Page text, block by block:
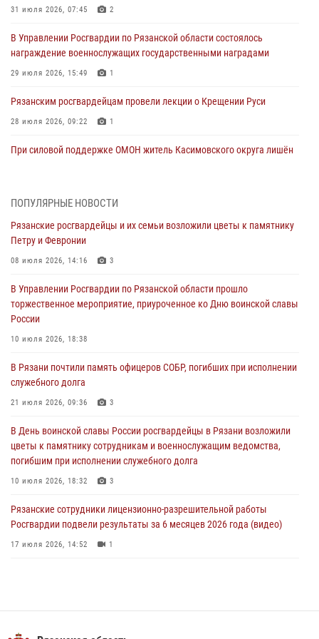
31 июля 2026, 07:45 2
В Управлении Росгвардии по Рязанской области состоялось
награждение военнослужащих государственными наградами
29 июля 2026, 15:49 1
Рязанским росгвардейцам провели лекции о Крещении Руси
28 июля 2026, 09:22 1
При силовой поддержке ОМОН житель Касимовского округа лишён
27 июля 2026, 15:26
Офицер вневедомственной охраны в эфире «Радио России - Рязань»
рассказал о службе во вневедомственной охране
23 июля 2026, 09:02
В Рязани почтили память офицеров СОБР, погибших при исполнении
служебного долга
Росгвардии подвели результаты за 6 месяцев 2026 года (видео)
17 июля 2026, 14:52
подразделений за первое полугодие 2026 года
16 июля 2026, 11:36 2
ПОПУЛЯРНЫЕ НОВОСТИ
Рязанские росгвардейцы и их семьи возложили цветы к памятнику
Петру и Февронии
08 июля 2026, 14:16 3
В Управлении Росгвардии по Рязанской области прошло
торжественное мероприятие, приуроченное ко Дню воинской славы
России
10 июля 2026, 18:38
В Рязани почтили память офицеров СОБР, погибших при исполнении
служебного долга
21 июля 2026, 09:36 3
В День воинской славы России росгвардейцы в Рязани возложили
цветы к памятнику сотрудникам и военнослужащим ведомства,
погибшим при исполнении служебного долга
10 июля 2026, 18:32 3
Рязанские сотрудники лицензионно-разрешительной работы
Росгвардии подвели результаты за 6 месяцев 2026 года (видео)
17 июля 2026, 14:52 1
Вневедомственная охрана подвела итоги деятельности